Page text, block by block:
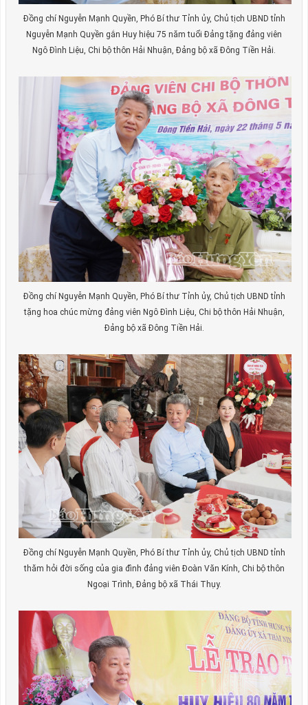
Đồng chí Nguyễn Mạnh Quyền, Phó Bí thư Tỉnh ủy, Chủ tịch UBND tỉnh
Nguyễn Mạnh Quyền gắn Huy hiệu 75 năm tuổi Đảng tặng đảng viên
Ngô Đình Liệu, Chi bộ thôn Hải Nhuận, Đảng bộ xã Đông Tiền Hải.
Đồng chí Nguyễn Mạnh Quyền, Phó Bí thư Tỉnh ủy, Chủ tịch UBND tỉnh
tặng hoa chúc mừng đảng viên Ngô Đình Liệu, Chi bộ thôn Hải Nhuận,
Đảng bộ xã Đông Tiền Hải.
Đồng chí Nguyễn Mạnh Quyền, Phó Bí thư Tỉnh ủy, Chủ tịch UBND tỉnh
thăm hỏi đời sống của gia đình đảng viên Đoàn Văn Kính, Chi bộ thôn
Ngoại Trình, Đảng bộ xã Thái Thụy.